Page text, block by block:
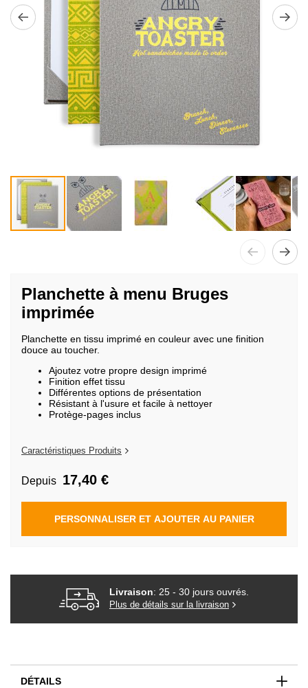
début
Galerie
d’images
Planchette à menu Bruges
imprimée
Planchette en tissu imprimé en couleur avec une finition
douce au toucher.
Ajoutez votre propre design imprimé
Finition effet tissu
Différentes options de présentation
Résistant à l'usure et facile à nettoyer
Protège-pages inclus
Caractéristiques Produits
Depuis 17,40 €
PERSONNALISER ET AJOUTER AU PANIER
Livraison: 25 - 30 jours ouvrés.
Plus de détails sur la livraison
DÉTAILS